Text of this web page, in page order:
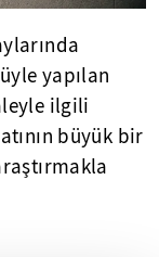
yapılan
ilgili
büyük bir